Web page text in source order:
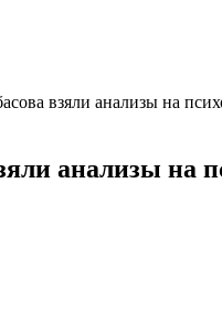
взяли анализы на
анализы на